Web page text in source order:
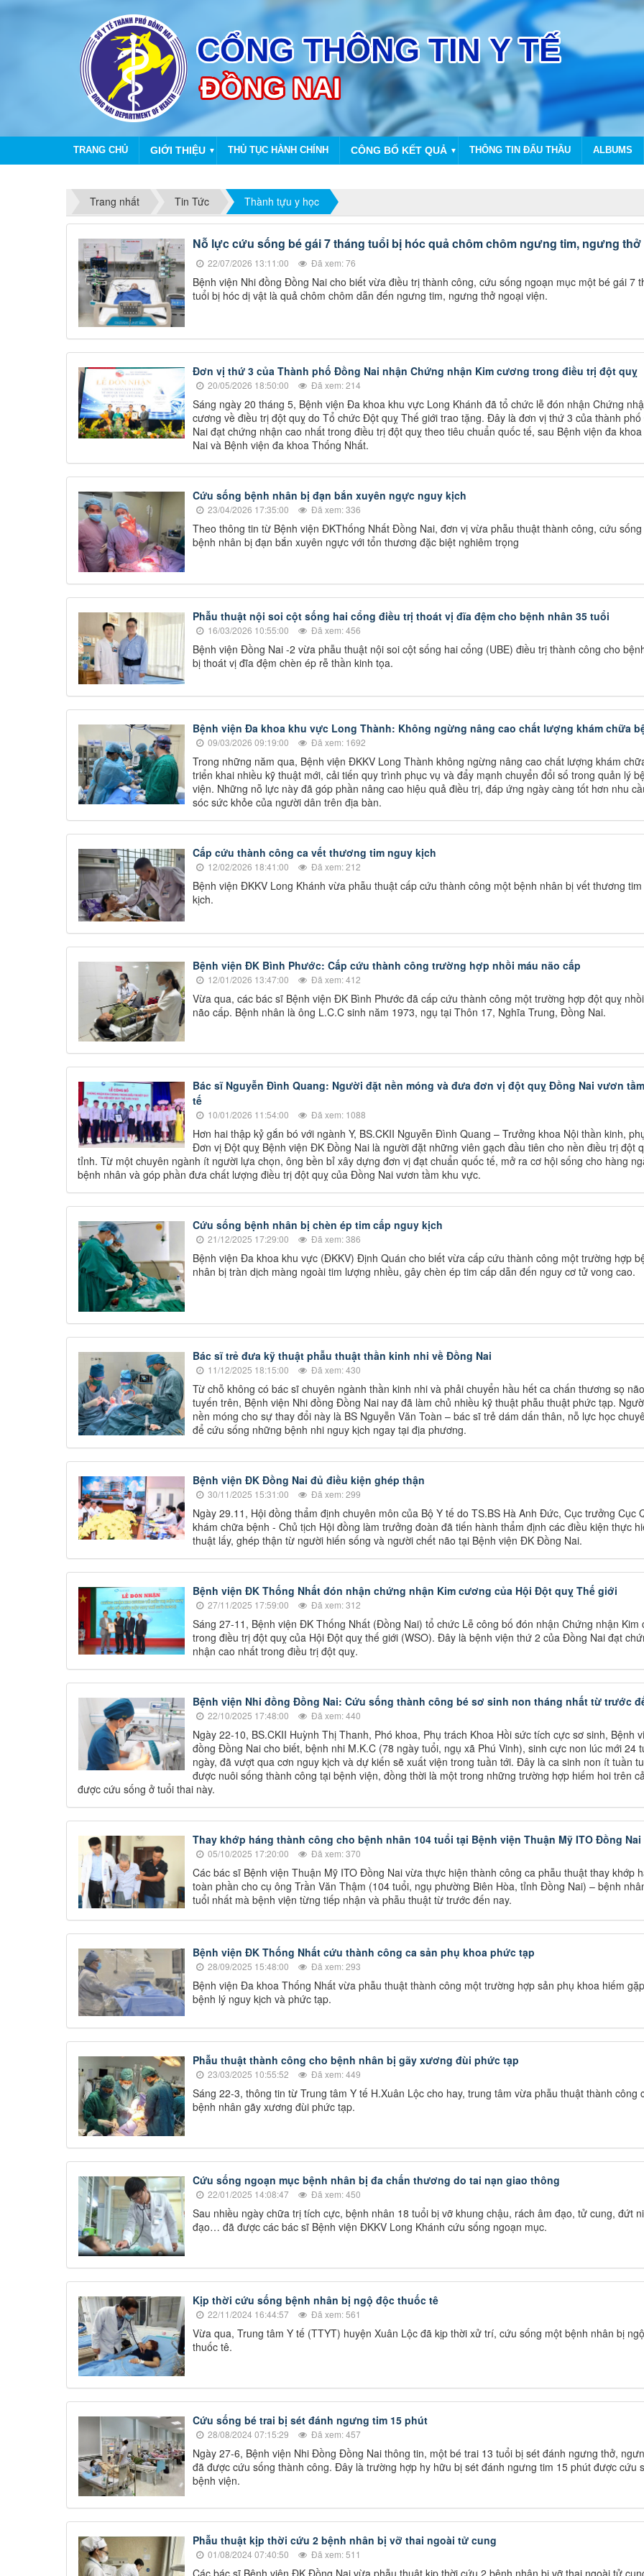
TRANG CHỦ GIỚI THIỆU ▼ THỦ TỤC HÀNH CHÍNH CÔNG BỐ KẾT QUẢ ▼ THÔNG TIN ĐẤU THẦU ALBUMS
Trang nhất Tin Tức Thành tựu y học
Nỗ lực cứu sống bé gái 7 tháng tuổi bị hóc quả chôm chôm ngưng tim, ngưng thở
22/07/2026 13:11:00 Đã xem: 76
Bệnh viện Nhi đồng Đồng Nai cho biết vừa điều trị thành công, cứu sống ngoạn mục một bé gái 7
tuổi bị hóc dị vật là quả chôm chôm dẫn đến ngưng tim, ngưng thở ngoại viện.
Đơn vị thứ 3 của Thành phố Đồng Nai nhận Chứng nhận Kim cương trong điều trị đột quỵ
20/05/2026 18:50:00 Đã xem: 214
Sáng ngày 20 tháng 5, Bệnh viện Đa khoa khu vực Long Khánh đã tổ chức lễ đón nhận Chứng
cương về điều trị đột quỵ do Tổ chức Đột quỵ Thế giới trao tặng. Đây là đơn vị thứ 3 của thành
Nai đạt chứng nhận cao nhất trong điều trị đột quỵ theo tiêu chuẩn quốc tế, sau Bệnh viện đa
Nai và Bệnh viện đa khoa Thống Nhất.
Cứu sống bệnh nhân bị đạn bắn xuyên ngực nguy kịch
23/04/2026 17:35:00 Đã xem: 336
Theo thông tin từ Bệnh viện ĐKThống Nhất Đồng Nai, đơn vị vừa phẫu thuật thành công, cứu
bệnh nhân bị đạn bắn xuyên ngực với tổn thương đặc biệt nghiêm trọng
Phẫu thuật nội soi cột sống hai cổng điều trị thoát vị đĩa đệm cho bệnh nhân 35 tuổi
16/03/2026 10:55:00 Đã xem: 456
Bệnh viện Đồng Nai -2 vừa phẫu thuật nội soi cột sống hai cổng (UBE) điều trị thành công cho
bị thoát vị đĩa đệm chèn ép rễ thần kinh tọa.
Bệnh viện Đa khoa khu vực Long Thành: Không ngừng nâng cao chất lượng khám chữa
09/03/2026 09:19:00 Đã xem: 1692
Trong những năm qua, Bệnh viện ĐKKV Long Thành không ngừng nâng cao chất lượng khám
triển khai nhiều kỹ thuật mới, cải tiến quy trình phục vụ và đẩy mạnh chuyển đổi số trong quản lý
viện. Những nỗ lực này đã góp phần nâng cao hiệu quả điều trị, đáp ứng ngày càng tốt hơn nhu
sóc sức khỏe của người dân trên địa bàn.
Cấp cứu thành công ca vết thương tim nguy kịch
12/02/2026 18:41:00 Đã xem: 212
Bệnh viện ĐKKV Long Khánh vừa phẫu thuật cấp cứu thành công một bệnh nhân bị vết thương
kịch.
Bệnh viện ĐK Bình Phước: Cấp cứu thành công trường hợp nhồi máu não cấp
12/01/2026 13:47:00 Đã xem: 412
Vừa qua, các bác sĩ Bệnh viện ĐK Bình Phước đã cấp cứu thành công một trường hợp đột quỵ
não cấp. Bệnh nhân là ông L.C.C sinh năm 1973, ngụ tại Thôn 17, Nghĩa Trung, Đồng Nai.
Bác sĩ Nguyễn Đình Quang: Người đặt nền móng và đưa đơn vị đột quỵ Đồng Nai vươn
tế
10/01/2026 11:54:00 Đã xem: 1088
Hơn hai thập kỷ gắn bó với ngành Y, BS.CKII Nguyễn Đình Quang – Trưởng khoa Nội thần kinh,
Đơn vị Đột quỵ Bệnh viện ĐK Đồng Nai là người đặt những viên gạch đầu tiên cho nền điều trị đột
tỉnh. Từ một chuyên ngành ít người lựa chọn, ông bền bỉ xây dựng đơn vị đạt chuẩn quốc tế, mở ra cơ hội sống cho hàng
bệnh nhân và góp phần đưa chất lượng điều trị đột quỵ của Đồng Nai vươn tầm khu vực.
Cứu sống bệnh nhân bị chèn ép tim cấp nguy kịch
21/12/2025 17:29:00 Đã xem: 386
Bệnh viện Đa khoa khu vực (ĐKKV) Định Quán cho biết vừa cấp cứu thành công một trường hợp
nhân bị tràn dịch màng ngoài tim lượng nhiều, gây chèn ép tim cấp dẫn đến nguy cơ tử vong cao.
Bác sĩ trẻ đưa kỹ thuật phẫu thuật thần kinh nhi về Đồng Nai
11/12/2025 18:15:00 Đã xem: 430
Từ chỗ không có bác sĩ chuyên ngành thần kinh nhi và phải chuyển hầu hết ca chấn thương sọ
tuyến trên, Bệnh viện Nhi đồng Đồng Nai nay đã làm chủ nhiều kỹ thuật phẫu thuật phức tạp.
nền móng cho sự thay đổi này là BS Nguyễn Văn Toàn – bác sĩ trẻ dám dấn thân, nỗ lực học
để cứu sống những bệnh nhi nguy kịch ngay tại địa phương.
Bệnh viện ĐK Đồng Nai đủ điều kiện ghép thận
30/11/2025 15:31:00 Đã xem: 299
Ngày 29.11, Hội đồng thẩm định chuyên môn của Bộ Y tế do TS.BS Hà Anh Đức, Cục trưởng Cục
khám chữa bệnh - Chủ tịch Hội đồng làm trưởng đoàn đã tiến hành thẩm định các điều kiện thực
thuật lấy, ghép thận từ người hiến sống và người chết não tại Bệnh viện ĐK Đồng Nai.
Bệnh viện ĐK Thống Nhất đón nhận chứng nhận Kim cương của Hội Đột quỵ Thế giới
27/11/2025 17:59:00 Đã xem: 312
Sáng 27-11, Bệnh viện ĐK Thống Nhất (Đồng Nai) tổ chức Lễ công bố đón nhận Chứng nhận Kim
trong điều trị đột quỵ của Hội Đột quỵ thế giới (WSO). Đây là bệnh viện thứ 2 của Đồng Nai đạt
nhận cao nhất trong điều trị đột quỵ.
Bệnh viện Nhi đồng Đồng Nai: Cứu sống thành công bé sơ sinh non tháng nhất từ trước
22/10/2025 17:48:00 Đã xem: 440
Ngày 22-10, BS.CKII Huỳnh Thị Thanh, Phó khoa, Phụ trách Khoa Hồi sức tích cực sơ sinh, Bệnh
đồng Đồng Nai cho biết, bệnh nhi M.K.C (78 ngày tuổi, ngụ xã Phú Vinh), sinh cực non lúc mới 24
ngày, đã vượt qua cơn nguy kịch và dự kiến sẽ xuất viện trong tuần tới. Đây là ca sinh non ít tuần
được nuôi sống thành công tại bệnh viện, đồng thời là một trong những trường hợp hiếm hoi trên
được cứu sống ở tuổi thai này.
Thay khớp háng thành công cho bệnh nhân 104 tuổi tại Bệnh viện Thuận Mỹ ITO Đồng Nai
05/10/2025 17:20:00 Đã xem: 370
Các bác sĩ Bệnh viện Thuận Mỹ ITO Đồng Nai vừa thực hiện thành công ca phẫu thuật thay khớp
toàn phần cho cụ ông Trần Văn Thậm (104 tuổi, ngụ phường Biên Hòa, tỉnh Đồng Nai) – bệnh
tuổi nhất mà bệnh viện từng tiếp nhận và phẫu thuật từ trước đến nay.
Bệnh viện ĐK Thống Nhất cứu thành công ca sản phụ khoa phức tạp
28/09/2025 15:48:00 Đã xem: 293
Bệnh viện Đa khoa Thống Nhất vừa phẫu thuật thành công một trường hợp sản phụ khoa hiếm
bệnh lý nguy kịch và phức tạp.
Phẫu thuật thành công cho bệnh nhân bị gãy xương đùi phức tạp
23/03/2025 10:55:52 Đã xem: 449
Sáng 22-3, thông tin từ Trung tâm Y tế H.Xuân Lộc cho hay, trung tâm vừa phẫu thuật thành công
bệnh nhân gãy xương đùi phức tạp.
Cứu sống ngoạn mục bệnh nhân bị đa chấn thương do tai nạn giao thông
22/01/2025 14:08:47 Đã xem: 450
Sau nhiều ngày chữa trị tích cực, bệnh nhân 18 tuổi bị vỡ khung chậu, rách âm đạo, tử cung, đứt
đạo… đã được các bác sĩ Bệnh viện ĐKKV Long Khánh cứu sống ngoạn mục.
Kịp thời cứu sống bệnh nhân bị ngộ độc thuốc tê
22/11/2024 16:44:57 Đã xem: 561
Vừa qua, Trung tâm Y tế (TTYT) huyện Xuân Lộc đã kịp thời xử trí, cứu sống một bệnh nhân bị
thuốc tê.
Cứu sống bé trai bị sét đánh ngưng tim 15 phút
28/08/2024 07:15:29 Đã xem: 457
Ngày 27-6, Bệnh viện Nhi Đồng Đồng Nai thông tin, một bé trai 13 tuổi bị sét đánh ngưng thở,
đã được cứu sống thành công. Đây là trường hợp hy hữu bị sét đánh ngưng tim 15 phút được cứu
bệnh viện.
Phẫu thuật kịp thời cứu 2 bệnh nhân bị vỡ thai ngoài tử cung
01/08/2024 07:40:50 Đã xem: 511